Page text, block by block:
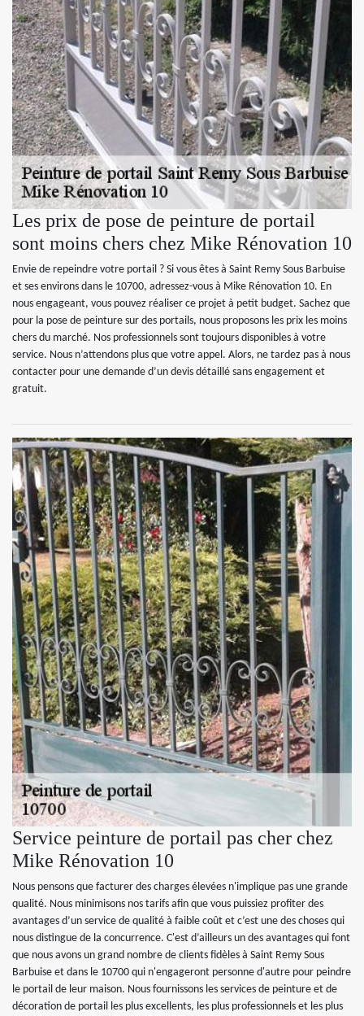
Les prix de pose de peinture de portail
sont moins chers chez Mike Rénovation 10
Envie de repeindre votre portail ? Si vous êtes à Saint Remy Sous Barbuise
et ses environs dans le 10700, adressez-vous à Mike Rénovation 10. En
nous engageant, vous pouvez réaliser ce projet à petit budget. Sachez que
pour la pose de peinture sur des portails, nous proposons les prix les moins
chers du marché. Nos professionnels sont toujours disponibles à votre
service. Nous n’attendons plus que votre appel. Alors, ne tardez pas à nous
contacter pour une demande d’un devis détaillé sans engagement et
gratuit.
Service peinture de portail pas cher chez
Mike Rénovation 10
Nous pensons que facturer des charges élevées n'implique pas une grande
qualité. Nous minimisons nos tarifs afin que vous puissiez profiter des
avantages d’un service de qualité à faible coût et c’est une des choses qui
nous distingue de la concurrence. C'est d’ailleurs un des avantages qui font
que nous avons un grand nombre de clients fidèles à Saint Remy Sous
Barbuise et dans le 10700 qui n'engageront personne d'autre pour peindre
le portail de leur maison. Nous fournissons les services de peinture et de
décoration de portail les plus excellents, les plus professionnels et les plus